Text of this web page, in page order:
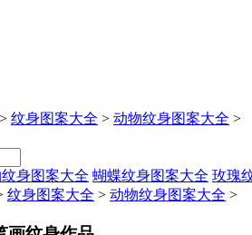
> 纹身图案大全 > 动物纹身图案大全 >
身图案大全 蝴蝶纹身图案大全 玫瑰
纹身图案大全 > 动物纹身图案大全 >